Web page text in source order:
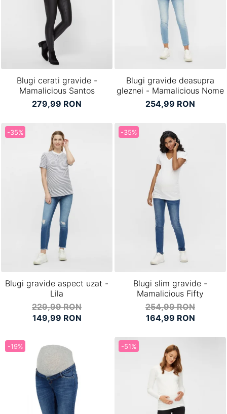
Blugi cerati gravide -
Mamalicious Santos
279,99 RON
Blugi gravide deasupra
gleznei - Mamalicious Nome
254,99 RON
-35%
Blugi gravide aspect uzat -
Lila
229,99 RON
149,99 RON
-35%
Blugi slim gravide -
Mamalicious Fifty
254,99 RON
164,99 RON
-19% -51%